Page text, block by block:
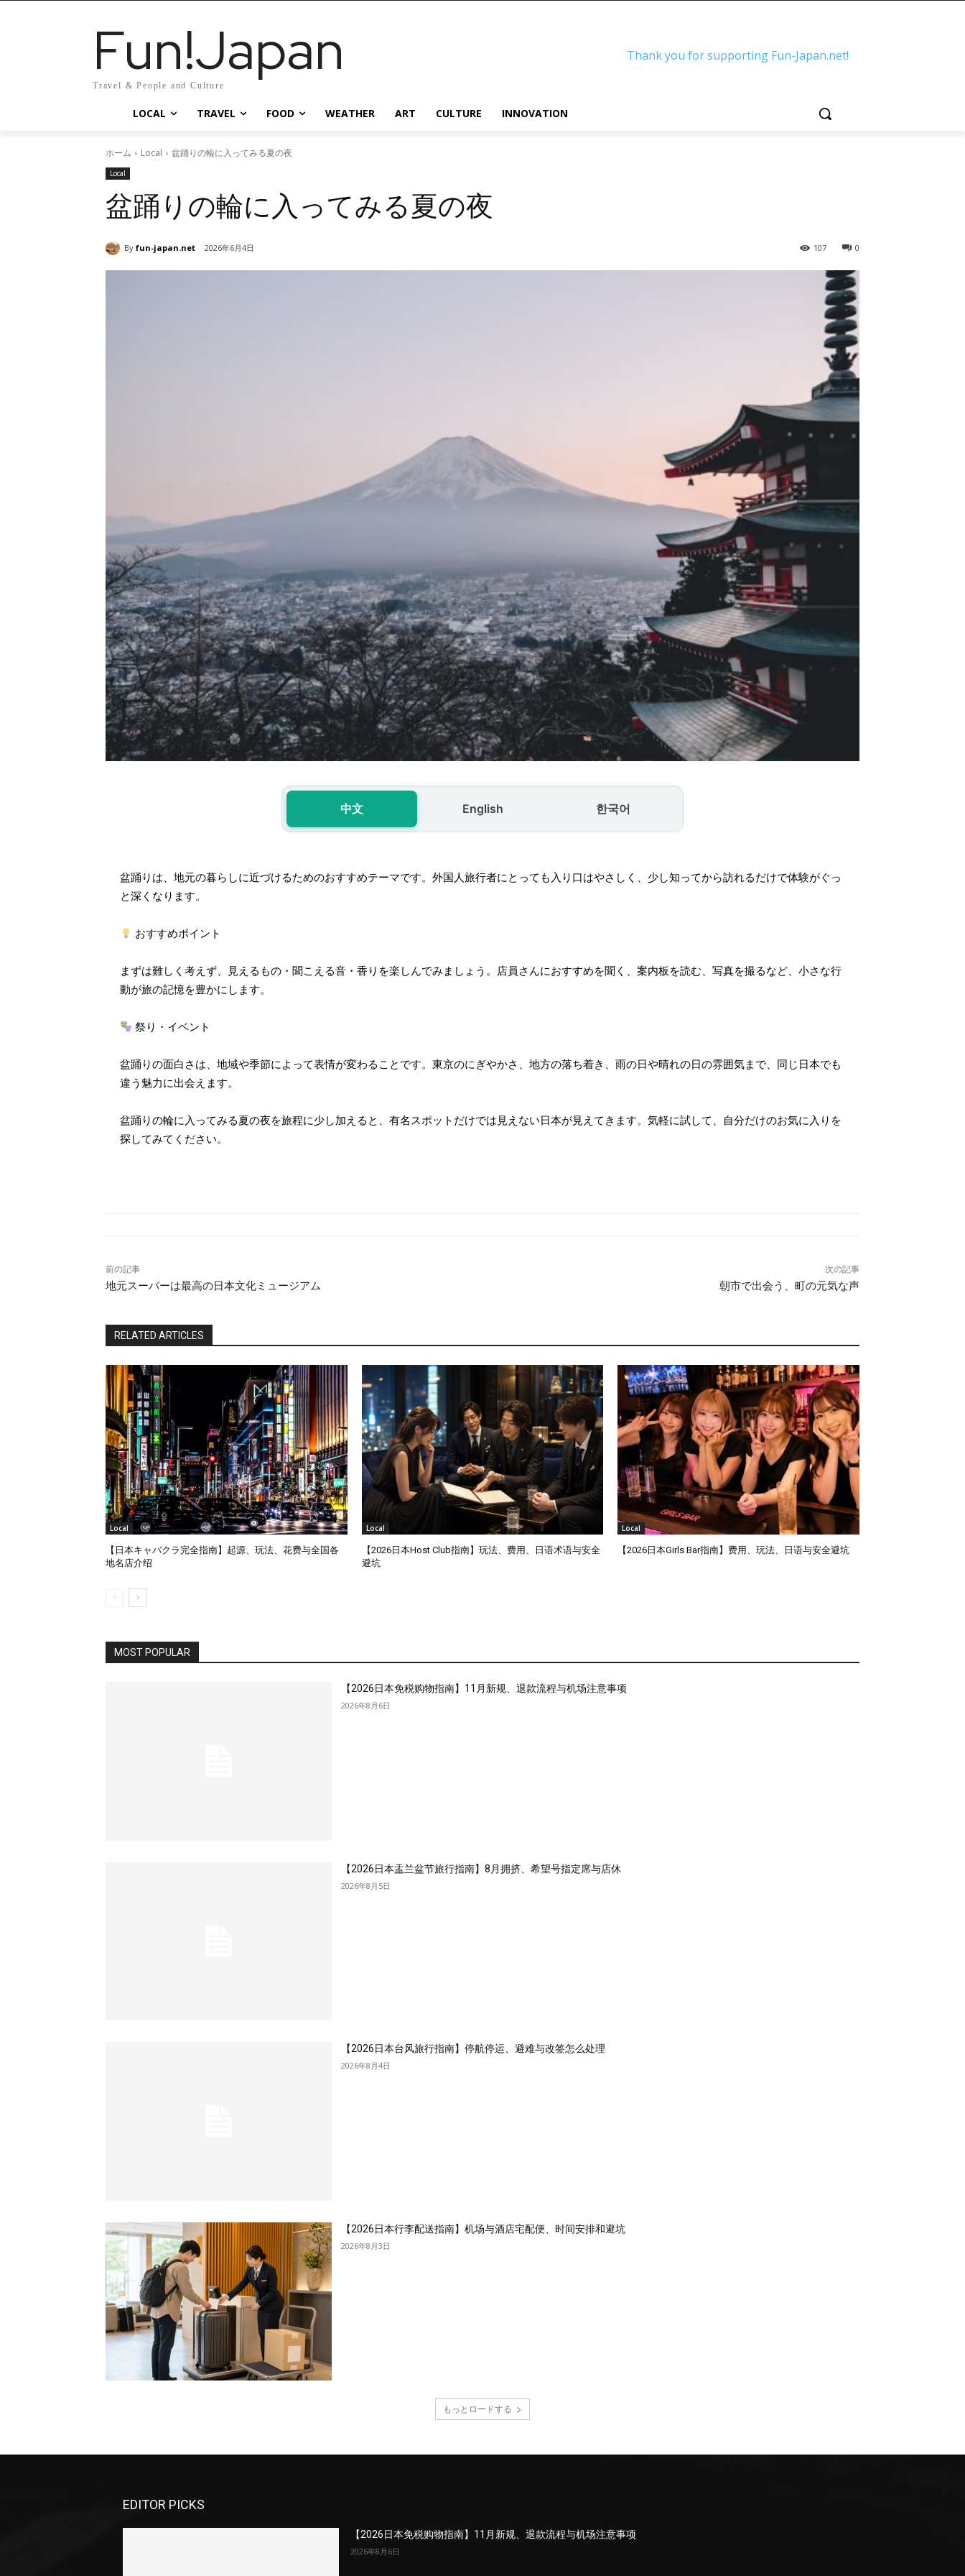
Fun!Japan
Travel & People and Culture
Thank you for supporting Fun-Japan.net!
LOCAL TRAVEL FOOD WEATHER ART CULTURE INNOVATION
ホーム Local 盆踊りの輪に入ってみる夏の夜
Local
盆踊りの輪に入ってみる夏の夜
By fun-japan.net 2026年6月4日 0
107
中文 English 한국어
盆踊りは、地元の暮らしに近づけるためのおすすめテーマです。外国人旅行者にとっても入り口はやさしく、少し知ってから訪れるだけで体験がぐっ
と深くなります。
おすすめポイント
まずは難しく考えず、見えるもの・聞こえる音・香りを楽しんでみましょう。店員さんにおすすめを聞く、案内板を読む、写真を撮るなど、小さな行
動が旅の記憶を豊かにします。
祭り・イベント
盆踊りの面白さは、地域や季節によって表情が変わることです。東京のにぎやかさ、地方の落ち着き、雨の日や晴れの日の雰囲気まで、同じ日本でも
違う魅力に出会えます。
盆踊りの輪に入ってみる夏の夜を旅程に少し加えると、有名スポットだけでは見えない日本が見えてきます。気軽に試して、自分だけのお気に入りを
探してみてください。
前の記事
地元スーパーは最高の日本文化ミュージアム
次の記事
朝市で出会う、町の元気な声
RELATED ARTICLES
Local
【日本キャバクラ完全指南】起源、玩法、花费与全国各
地名店介绍
Local
【2026日本Host Club指南】玩法、费用、日语术语与安全
避坑
Local
【2026日本Girls Bar指南】费用、玩法、日语与安全避坑
MOST POPULAR
【2026日本免税购物指南】11月新规、退款流程与机场注意事项
2026年8月6日
【2026日本盂兰盆节旅行指南】8月拥挤、希望号指定席与店休
2026年8月5日
【2026日本台风旅行指南】停航停运、避难与改签怎么处理
2026年8月4日
【2026日本行李配送指南】机场与酒店宅配便、时间安排和避坑
2026年8月3日
もっとロードする
EDITOR PICKS
【2026日本免税购物指南】11月新规、退款流程与机场注意事项
2026年8月6日